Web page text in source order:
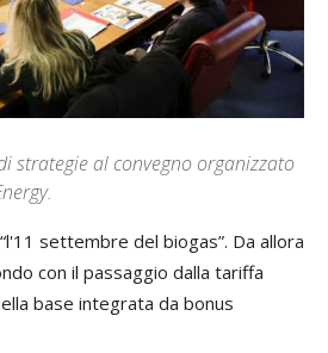
strategie al convegno organizzato
settembre del biogas”. Da allora
con il passaggio dalla tariffa
base integrata da bonus